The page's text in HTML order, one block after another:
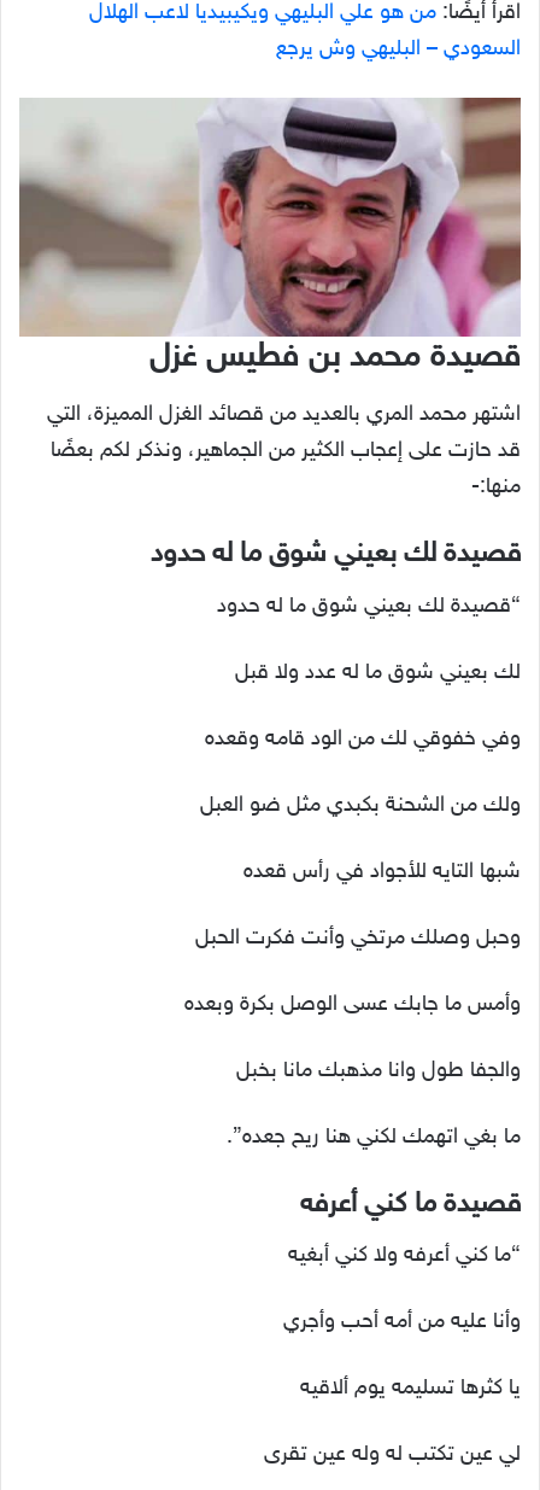
اقرأ أيضًا: من هو علي البليهي ويكيبيديا لاعب الهلال
السعودي – البليهي وش يرجع
قصيدة محمد بن فطيس غزل
اشتهر محمد المري بالعديد من قصائد الغزل المميزة، التي
قد حازت على إعجاب الكثير من الجماهير، ونذكر لكم بعضًا
منها:-
قصيدة لك بعيني شوق ما له حدود
“قصيدة لك بعيني شوق ما له حدود
لك بعيني شوق ما له عدد ولا قبل
وفي خفوقي لك من الود قامه وقعده
ولك من الشحنة بكبدي مثل ضو العبل
شبها التايه للأجواد في رأس قعده
وحبل وصلك مرتخي وأنت فكرت الحبل
وأمس ما جابك عسى الوصل بكرة وبعده
والجفا طول وانا مذهبك مانا بخبل
ما بغي اتهمك لكني هنا ريح جعده”.
قصيدة ما كني أعرفه
“ما كني أعرفه ولا كني أبغيه
وأنا عليه من أمه أحب وأجري
يا كثرها تسليمه يوم ألاقيه
لي عين تكتب له وله عين تقرى